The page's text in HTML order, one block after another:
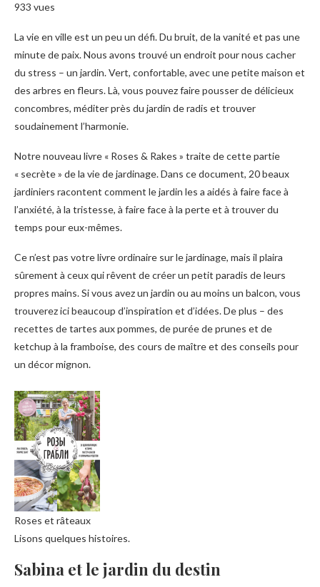
933 vues
La vie en ville est un peu un défi. Du bruit, de la vanité et pas une
minute de paix. Nous avons trouvé un endroit pour nous cacher
du stress – un jardin. Vert, confortable, avec une petite maison et
des arbres en fleurs. Là, vous pouvez faire pousser de délicieux
concombres, méditer près du jardin de radis et trouver
soudainement l’harmonie.
Notre nouveau livre « Roses & Rakes » traite de cette partie
« secrète » de la vie de jardinage. Dans ce document, 20 beaux
jardiniers racontent comment le jardin les a aidés à faire face à
l’anxiété, à la tristesse, à faire face à la perte et à trouver du
temps pour eux-mêmes.
Ce n’est pas votre livre ordinaire sur le jardinage, mais il plaira
sûrement à ceux qui rêvent de créer un petit paradis de leurs
propres mains. Si vous avez un jardin ou au moins un balcon, vous
trouverez ici beaucoup d’inspiration et d’idées. De plus – des
recettes de tartes aux pommes, de purée de prunes et de
ketchup à la framboise, des cours de maître et des conseils pour
un décor mignon.
Roses et râteaux
Lisons quelques histoires.
Sabina et le jardin du destin